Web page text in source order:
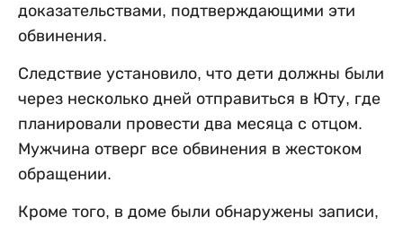
доказательствами, подтверждающими эти
обвинения.
Следствие установило, что дети должны были
через несколько дней отправиться в Юту, где
планировали провести два месяца с отцом.
Мужчина отверг все обвинения в жестоком
обращении.
Кроме того, в доме были обнаружены записи,